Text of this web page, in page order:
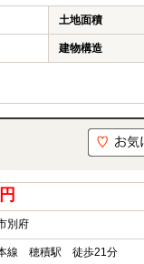
土地面積
建物構造
別府
本線 穂積駅 徒歩21分